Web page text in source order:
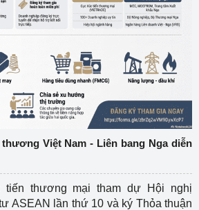
Việt Nam - Liên bang Nga diễn
thương mại tham dự Hội nghị
ASEAN lần thứ 10 và ký Thỏa thuận